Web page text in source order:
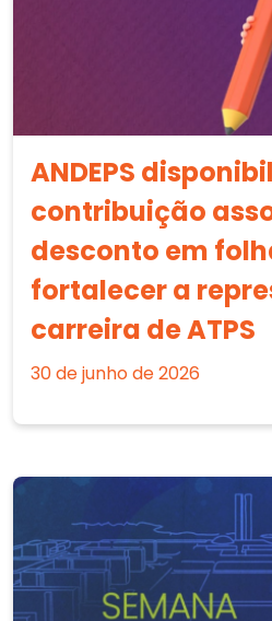
ANDEPS
contribuição
desconto em
fortalecer a
carreira de ATPS
30 de junho de 2026